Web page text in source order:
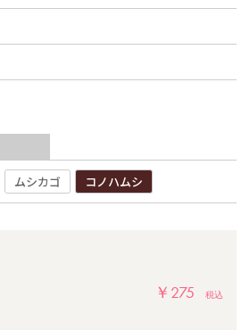
ムシカゴ コノハムシ
￥275 税込